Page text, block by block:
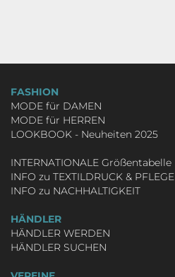
XL: 66 cm
2XL: -
3XL: -
Es handelt sich nur um Richtwerte.
Zur Internationalen Größentabelle
FASHION
MODE für DAMEN
MODE für HERREN
LOOKBOOK - Neuheiten 2025
INTERNATIONALE Größentabelle
INFO zu TEXTILDRUCK & PFLEGE
INFO zu NACHHALTIGKEIT
HÄNDLER
HÄNDLER WERDEN
HÄNDLER SUCHEN